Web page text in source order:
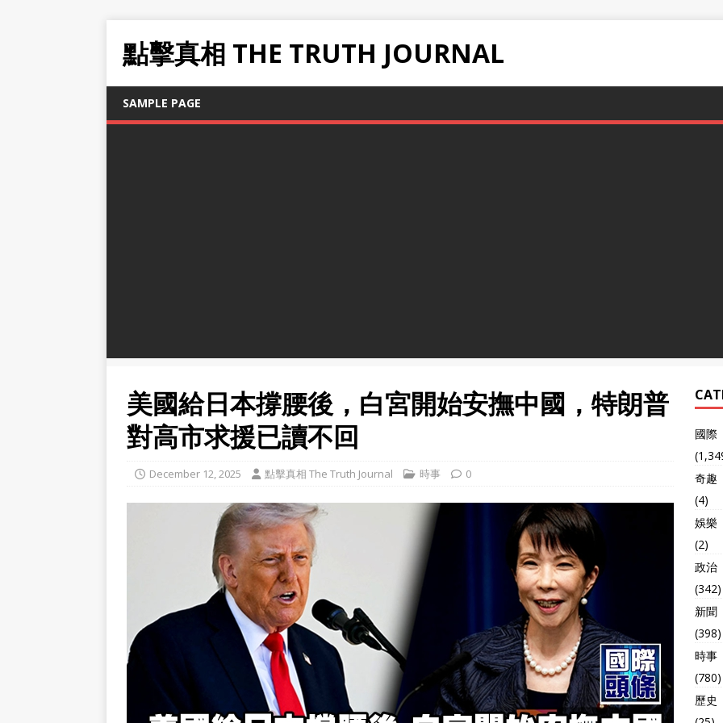
點擊真相 THE TRUTH JOURNAL
SAMPLE PAGE
美國給日本撐腰後，白宮開始安撫中國，特朗普
對高市求援已讀不回
December 12, 2025 點擊真相 The Truth Journal 時事 0
國際
奇趣
(4)
娛樂
(2)
政治
(342)
新聞
(398)
時事
(780)
歷史